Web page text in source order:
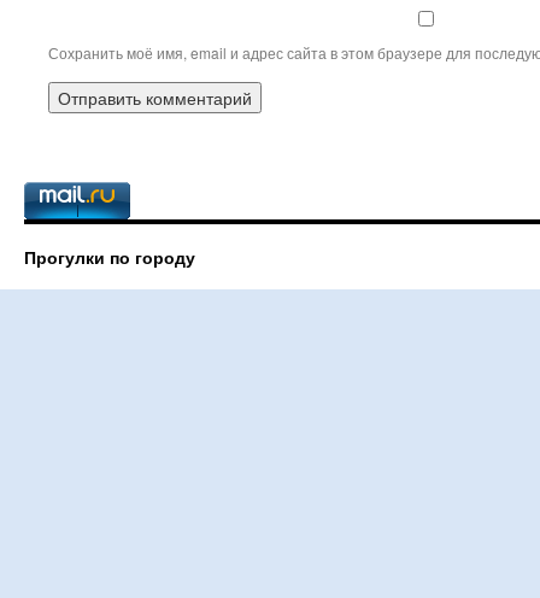
Сохранить моё имя, email и адрес сайта в этом браузере для
Прогулки по городу